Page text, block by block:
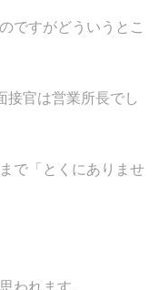
ですがどういうとこ
接官は営業所長でし
で「とくにありませ